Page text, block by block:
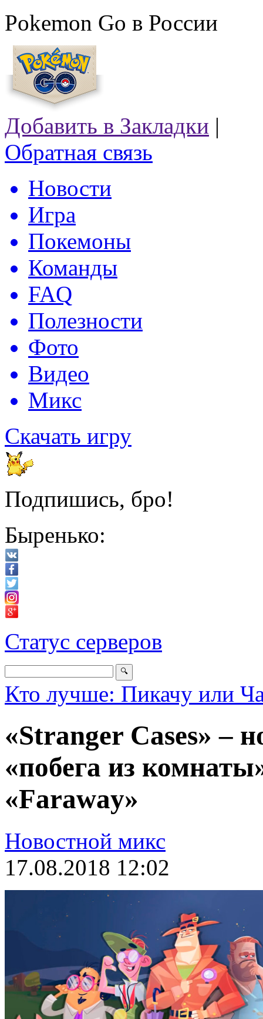
Pokemon Go в России
Добавить в Закладки |
Обратная связь
Новости
Игра
Покемоны
Команды
FAQ
Полезности
Фото
Видео
Микс
Скачать игру
Подпишись, бро!
Быренько:
Статус серверов
Кто лучше: Пикачу или
«Stranger Cases» –
«побега из
«Faraway»
Новостной микс
17.08.2018 12:02